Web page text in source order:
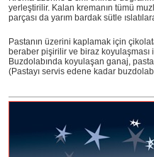
yerleştirilir. Kalan kremanın tümü
parçası da yarım bardak sütle
Pastanın üzerini kaplamak için
beraber pişirilir ve biraz koyulaşması
Buzdolabında koyulaşan ganaj,
(Pastayı servis edene kadar